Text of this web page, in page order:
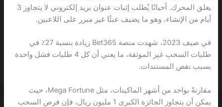
يغلق المحرك. أحيانًا يُطلب إثبات عنوان بريد إلكتروني لا يتجاوز 3
أيام من الإنشاء، وهو ما يضيف عبئًا غير مبرر على اللاعبين.
في صيف 2023، شهدت منصة Bet365 زيادة بنسبة 27٪ في
طلبات السحب غير الموثقة، ما يعني أن كل 4 طلبات فشل واحدة
بسبب نقص المستندات.
مقارنةً بواحد من أشهر الماكينات، مثل Mega Fortune، حيث
يمكن أن يتجاوز الجائزة الكبرى 1 مليون ريال، فإن فرص السحب